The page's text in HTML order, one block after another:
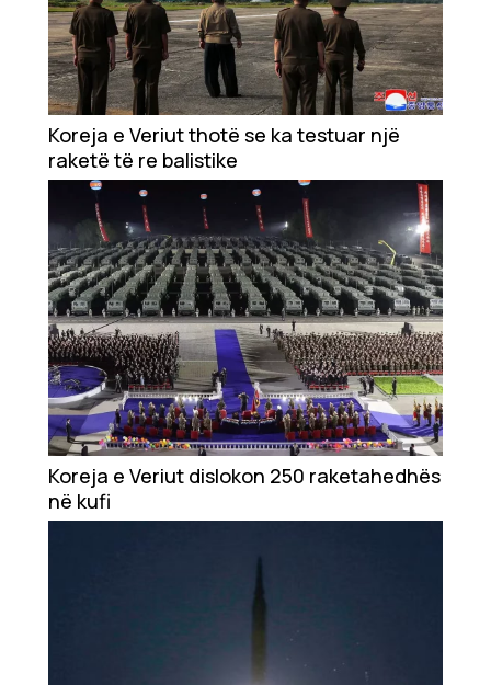
Kulturë
Showbiz
Ekonomi
Teknologji
Udhëtime
DuVideo
Koreja e Veriut thotë se ka testuar një
raketë të re balistike
Koreja e Veriut dislokon 250 raketahedhës
në kufi